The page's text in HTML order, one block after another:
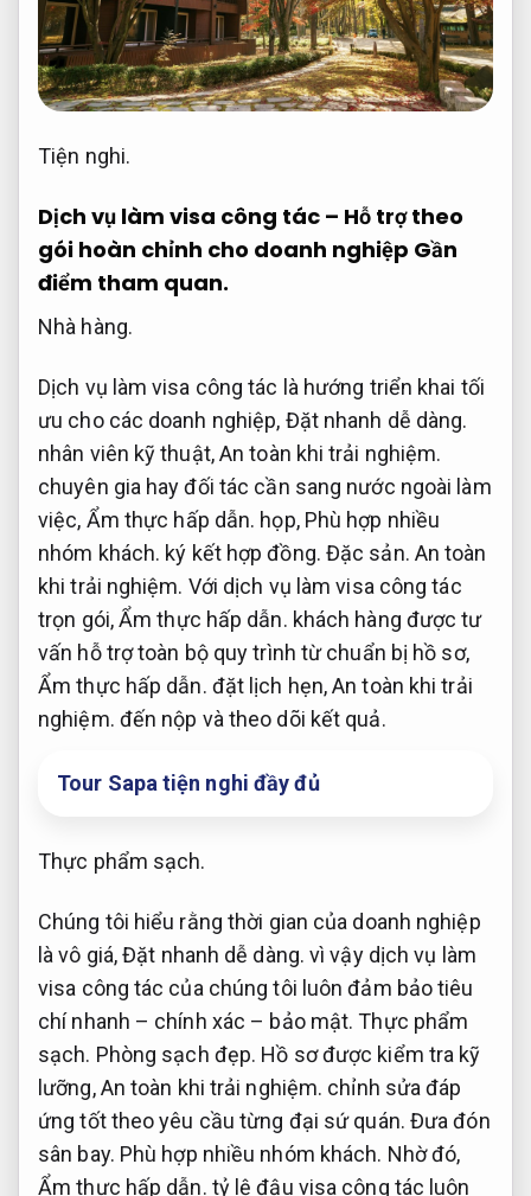
Tiện nghi.
Dịch vụ làm visa công tác – Hỗ trợ theo
gói hoàn chỉnh cho doanh nghiệp Gần
điểm tham quan.
Nhà hàng.
Dịch vụ làm visa công tác là hướng triển khai tối
ưu cho các doanh nghiệp, Đặt nhanh dễ dàng.
nhân viên kỹ thuật,An toàn khi trải nghiệm.
chuyên gia hay đối tác cần sang nước ngoài làm
việc, Ẩm thực hấp dẫn. họp, Phù hợp nhiều
nhóm khách. ký kết hợp đồng. Đặc sản. An toàn
khi trải nghiệm. Với dịch vụ làm visa công tác
trọn gói,Ẩm thực hấp dẫn. khách hàng được tư
vấn hỗ trợ toàn bộ quy trình từ chuẩn bị hồ sơ,
Ẩm thực hấp dẫn. đặt lịch hẹn,An toàn khi trải
nghiệm. đến nộp và theo dõi kết quả.
Tour Sapa tiện nghi đầy đủ
Thực phẩm sạch.
Chúng tôi hiểu rằng thời gian của doanh nghiệp
là vô giá,Đặt nhanh dễ dàng. vì vậy dịch vụ làm
visa công tác của chúng tôi luôn đảm bảo tiêu
chí nhanh – chính xác – bảo mật.Thực phẩm
sạch. Phòng sạch đẹp. Hồ sơ được kiểm tra kỹ
lưỡng,An toàn khi trải nghiệm. chỉnh sửa đáp
ứng tốt theo yêu cầu từng đại sứ quán. Đưa đón
sân bay. Phù hợp nhiều nhóm khách. Nhờ đó,
Ẩm thực hấp dẫn. tỷ lệ đậu visa công tác luôn